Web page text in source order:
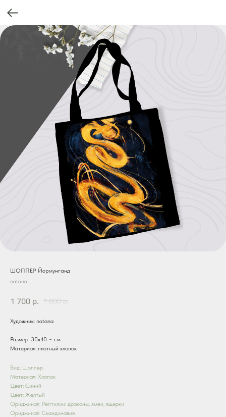
ШОППЕР Йормунганд
natana
1 700 р. 1 800 р.
Художник: natana
Размер: 30х40 ~ см
Материал: плотный хлопок
Вид: Шоппер
Материал: Хлопок
Цвет: Синий
Цвет: Желтый
Ориджинал: Рептилии: драконы, змеи, ящерки
Ориджинал: Скандинавия